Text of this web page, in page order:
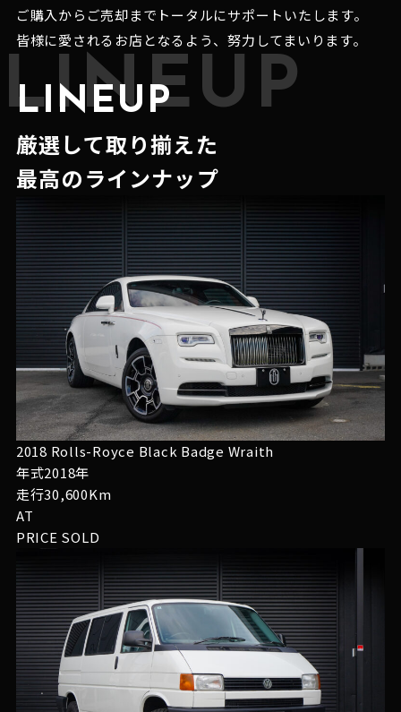
ご購入からご売却までトータルにサポートいたします。
皆様に愛されるお店となるよう、努力してまいります。
LINEUP
LINEUP
厳選して取り揃えた
最高のラインナップ
2018 Rolls-Royce Black Badge Wraith
年式2018年
走行30,600Km
AT
PRICE SOLD